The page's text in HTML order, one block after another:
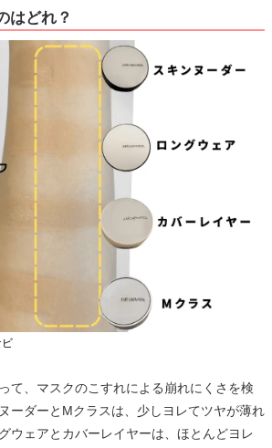
はどれ？
て、マスクのこすれによる崩れにくさを検
ーダーとMクラスは、少しヨレてツヤが薄れ
ウェアとカバーレイヤーは、ほとんどヨレ